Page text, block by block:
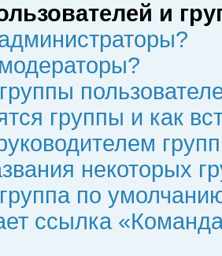
и
группы и как
некоторых
по
ссылка